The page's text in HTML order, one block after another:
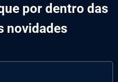
por dentro das
novidades